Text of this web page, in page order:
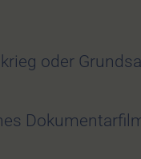
oder